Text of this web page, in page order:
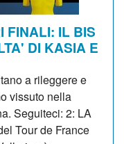
FINALI: IL BIS
DI KASIA E
a rileggere e
vissuto nella
Seguiteci: 2: LA
Tour de France